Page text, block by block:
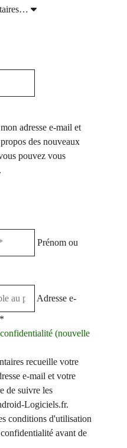
adresse e-mail et
des nouveaux
pouvez vous
Prénom ou
Adresse e-
(nouvelle
recueille votre
e-mail et votre
de suivre les
Logiciels.fr.
conditions d'utilisation
avant de